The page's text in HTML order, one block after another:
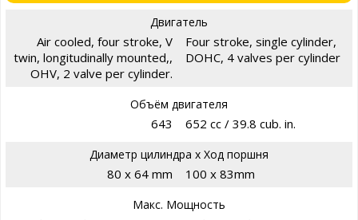
Двигатель
Air cooled, four stroke, V
twin, longitudinally mounted,,
OHV, 2 valve per cylinder.
Four stroke, single cylinder,
DOHC, 4 valves per cylinder
Объём двигателя
643 652 cc / 39.8 cub. in.
Диаметр цилиндра х Ход поршня
80 x 64 mm 100 x 83mm
Макс. Мощность